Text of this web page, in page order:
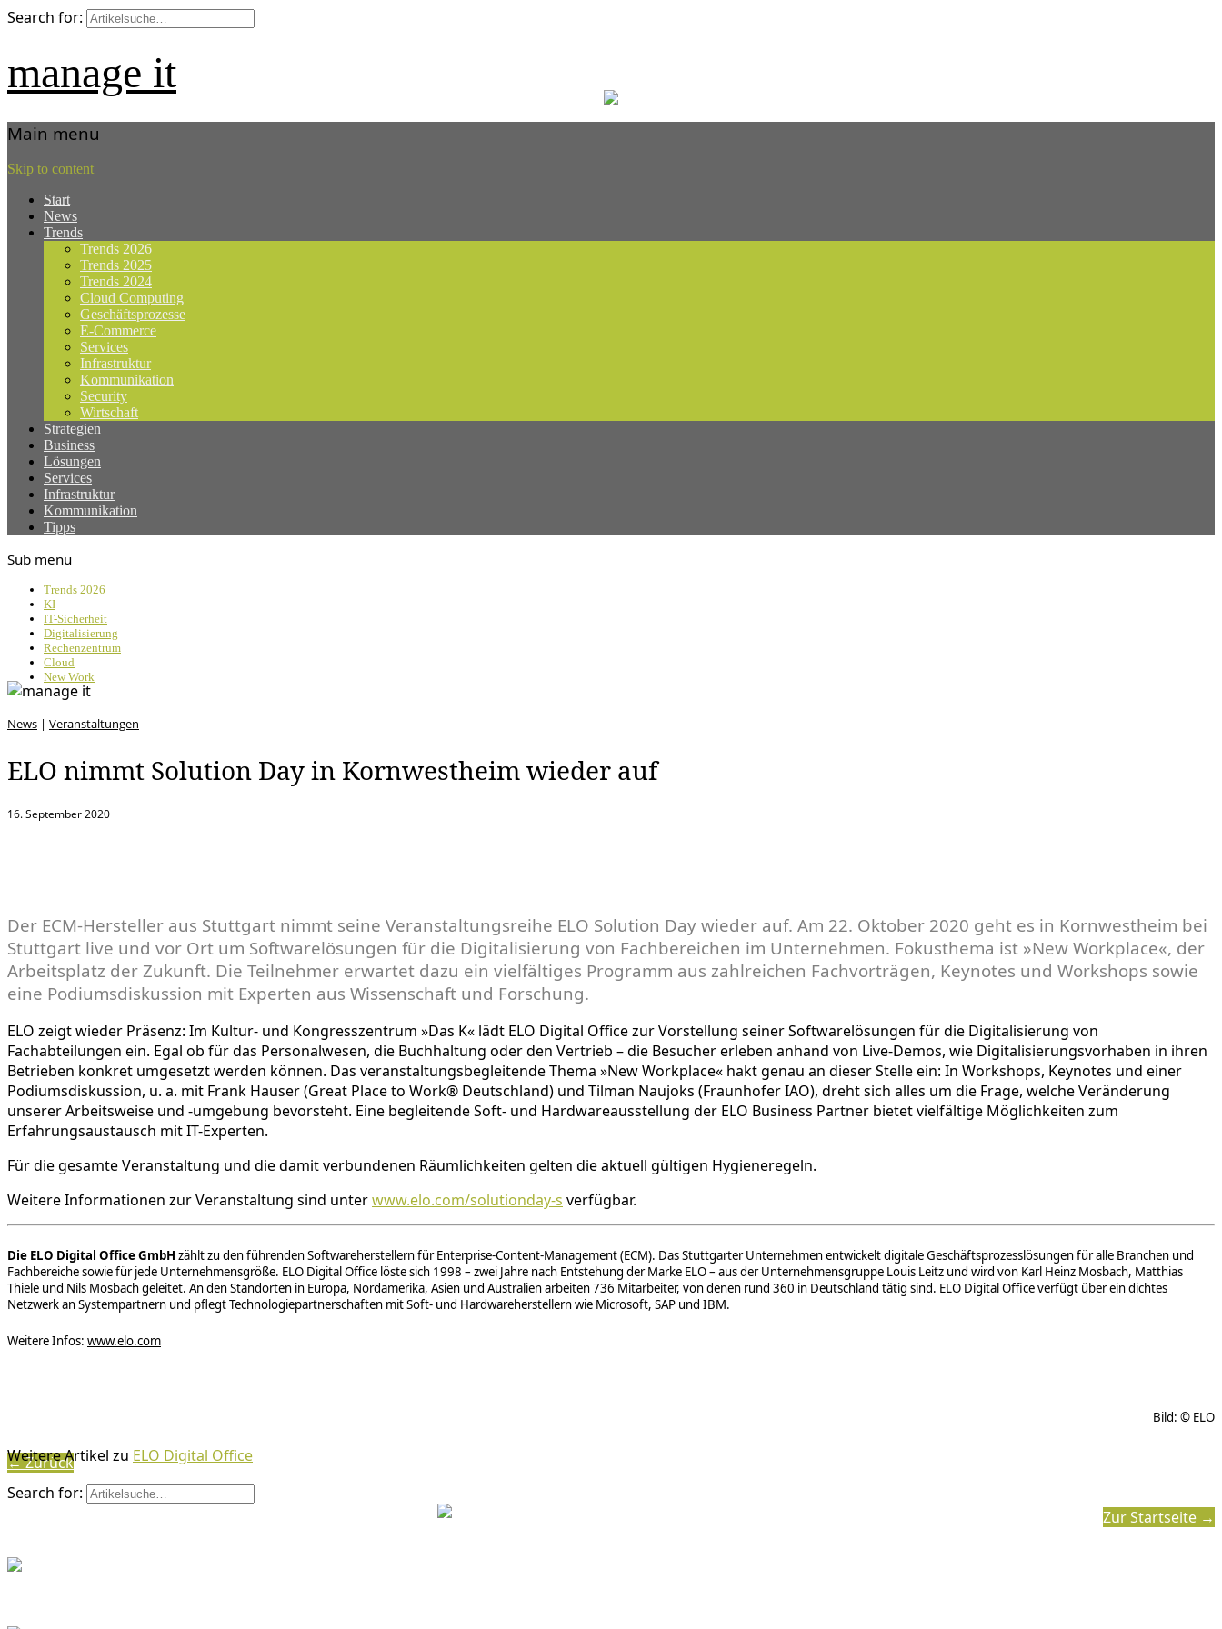
Search for:
manage it
Main menu
Skip to content
Start
News
Trends
Trends 2026
Trends 2025
Trends 2024
Cloud Computing
Geschäftsprozesse
E-Commerce
Services
Infrastruktur
Kommunikation
Security
Wirtschaft
Strategien
Business
Lösungen
Services
Infrastruktur
Kommunikation
Tipps
Sub menu
Trends 2026
KI
IT-Sicherheit
Digitalisierung
Rechenzentrum
Cloud
New Work
News | Veranstaltungen
ELO nimmt Solution Day in Kornwestheim wieder auf
16. September 2020
Der ECM-Hersteller aus Stuttgart nimmt seine Veranstaltungsreihe ELO Solution Day wieder auf. Am 22. Oktober 2020 geht es in Kornwestheim bei
Stuttgart live und vor Ort um Softwarelösungen für die Digitalisierung von Fachbereichen im Unternehmen. Fokusthema ist »New Workplace«, der
Arbeitsplatz der Zukunft. Die Teilnehmer erwartet dazu ein vielfältiges Programm aus zahlreichen Fachvorträgen, Keynotes und Workshops sowie
eine Podiumsdiskussion mit Experten aus Wissenschaft und Forschung.
ELO zeigt wieder Präsenz: Im Kultur- und Kongresszentrum »Das K« lädt ELO Digital Office zur Vorstellung seiner Softwarelösungen für die Digitalisierung von
Fachabteilungen ein. Egal ob für das Personalwesen, die Buchhaltung oder den Vertrieb – die Besucher erleben anhand von Live-Demos, wie Digitalisierungsvorhaben in ihren
Betrieben konkret umgesetzt werden können. Das veranstaltungsbegleitende Thema »New Workplace« hakt genau an dieser Stelle ein: In Workshops, Keynotes und einer
Podiumsdiskussion, u. a. mit Frank Hauser (Great Place to Work® Deutschland) und Tilman Naujoks (Fraunhofer IAO), dreht sich alles um die Frage, welche Veränderung
unserer Arbeitsweise und -umgebung bevorsteht. Eine begleitende Soft- und Hardwareausstellung der ELO Business Partner bietet vielfältige Möglichkeiten zum
Erfahrungsaustausch mit IT-Experten.
Für die gesamte Veranstaltung und die damit verbundenen Räumlichkeiten gelten die aktuell gültigen Hygieneregeln.
Weitere Informationen zur Veranstaltung sind unterwww.elo.com/solutionday-s verfügbar.
Die ELO Digital Office GmbH zählt zu den führenden Softwareherstellern für Enterprise-Content-Management (ECM). Das Stuttgarter Unternehmen entwickelt digitale Geschäftsprozesslösungen für alle Branchen und
Fachbereiche sowie für jede Unternehmensgröße. ELO Digital Office löste sich 1998 – zwei Jahre nach Entstehung der Marke ELO – aus der Unternehmensgruppe Louis Leitz und wird von Karl Heinz Mosbach, Matthias
Thiele und Nils Mosbach geleitet. An den Standorten in Europa, Nordamerika, Asien und Australien arbeiten 736 Mitarbeiter, von denen rund 360 in Deutschland tätig sind. ELO Digital Office verfügt über ein dichtes
Netzwerk an Systempartnern und pflegt Technologiepartnerschaften mit Soft- und Hardwareherstellern wie Microsoft, SAP und IBM.
Weitere Infos: www.elo.com
Bild: © ELO
Weitere Artikel zu ELO Digital Office
Zur Startseite →
← Zurück
Search for: